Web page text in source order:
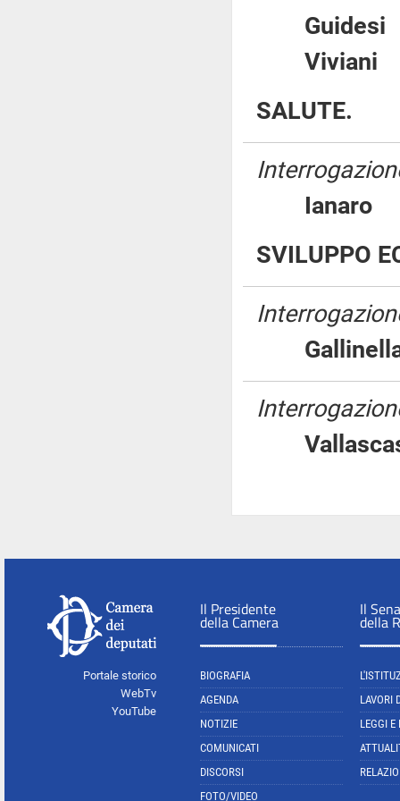
SALUTE.
SVILUPPO
Portale storico
WebTv
YouTube
Il Presidente
della Camera
BIOGRAFIA
AGENDA
NOTIZIE
COMUNICATI
DISCORSI
FOTO/VIDEO
Il
della
LAVORI
LEGGI E